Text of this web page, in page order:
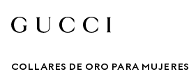
COLLARES DE ORO PARA MUJERES